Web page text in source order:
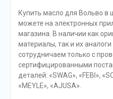
Купить масло для Вольво в
можете на электронных
магазина. В наличии как
материалы, так и их
сотрудничаем только с
сертифицированными
деталей: «SWAG», «FEBI»,
«MEYLE», «AJUSA».